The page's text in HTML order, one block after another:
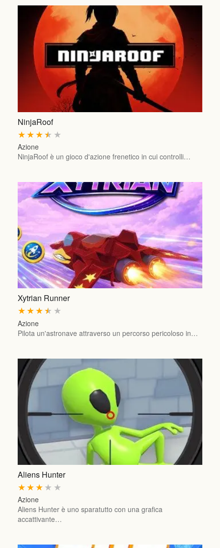
NinjaRoof
★
★
★
★
★
Azione
NinjaRoof è un gioco d'azione frenetico in cui controlli…
Xytrian Runner
★
★
★
★
★
Azione
Pilota un'astronave attraverso un percorso pericoloso in…
Aliens Hunter
★
★
★
★
★
Azione
Aliens Hunter è uno sparatutto con una grafica
accattivante…